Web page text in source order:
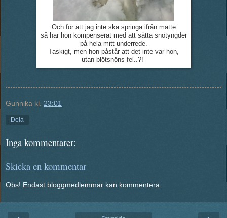
Och för att jag inte ska springa ifrån matte
så har hon kompenserat med att sätta snötyngder
på hela mitt underrede.
Taskigt, men hon påstår att det inte var hon,
utan blötsnöns fel..?!
Gunnika kl. 23:01
Dela
Inga kommentarer:
Skicka en kommentar
Obs! Endast bloggmedlemmar kan kommentera.